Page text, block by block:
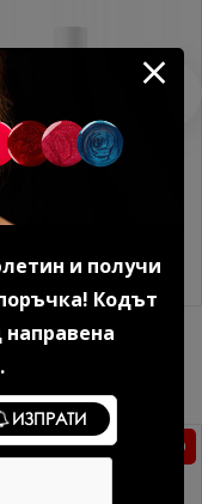
и получи
Кодът
ИЗПРАТИ
праймер без
9.20 € (17.99 лв.)
Без TPO